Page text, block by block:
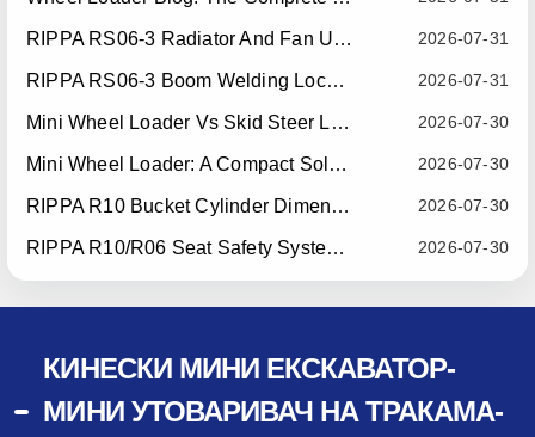
2026-07-31
RIPPA RS06-3 Radiator And Fan Upgrade — Effective July 10, 2026
2026-07-31
RIPPA RS06-3 Boom Welding Locating Bar Optimization — Effective July 15, 2026
2026-07-30
Mini Wheel Loader Vs Skid Steer Loader: Which Compact Machine Is Better For Your Business?
2026-07-30
Mini Wheel Loader: A Compact Solution For Efficient Material Handling
2026-07-30
RIPPA R10 Bucket Cylinder Dimension Optimization — Effective July 15, 2026
2026-07-30
RIPPA R10/R06 Seat Safety System Upgrade — Effective July 22, 2026
КИНЕСКИ МИНИ ЕКСКАВАТОР-
МИНИ УТОВАРИВАЧ НА ТРАКАМА-